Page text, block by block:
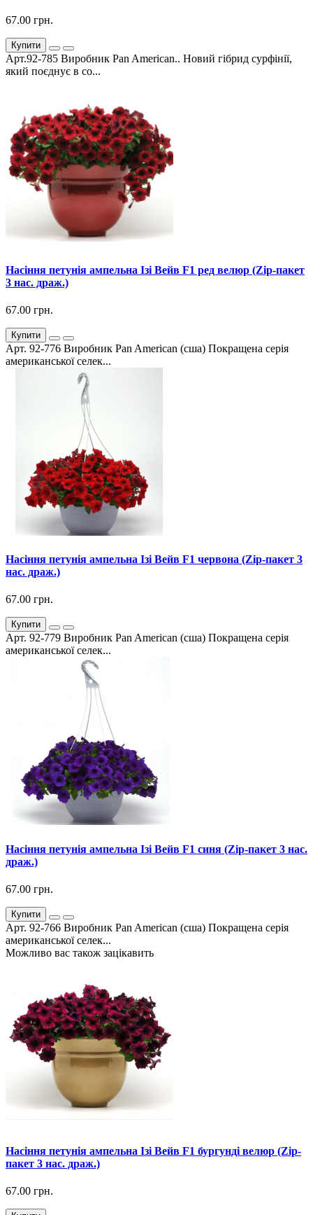
67.00 грн.
Купити
Арт.92-785 Виробник Pan American.. Новий гібрид сурфінії,
який поєднує в со...
Насіння петунія ампельна Ізі Вейв F1 ред велюр (Zip-пакет
3 нас. драж.)
67.00 грн.
Купити
Арт. 92-776 Виробник Pan American (сша) Покращена серія
американської селек...
Насіння петунія ампельна Ізі Вейв F1 червона (Zip-пакет 3
нас. драж.)
67.00 грн.
Купити
Арт. 92-779 Виробник Pan American (сша) Покращена серія
американської селек...
Насіння петунія ампельна Ізі Вейв F1 синя (Zip-пакет 3 нас.
драж.)
67.00 грн.
Купити
Арт. 92-766 Виробник Pan American (сша) Покращена серія
американської селек...
Можливо вас також зацікавить
Насіння петунія ампельна Ізі Вейв F1 бургунді велюр (Zip-
пакет 3 нас. драж.)
67.00 грн.